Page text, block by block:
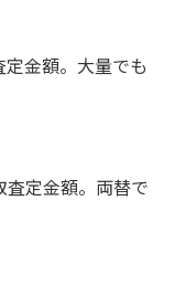
金額。大量でも
査定金額。両替で